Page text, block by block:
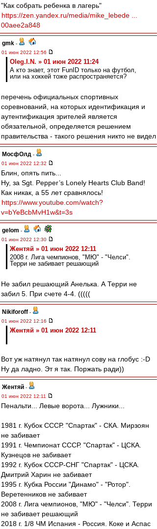
"Как собрать ребенка в лагерь"
https://zen.yandex.ru/media/mike_lebede ...
00aee2a848
gmk -
01 июн 2022 12:56
Oleg.I.N. » 01 июн 2022 11:24
А кто знает, этот FunID только на футбол,
или на хоккей тоже распространяется?
перечень официальных спортивных
соревнований, на которых идентификация и
аутентификация зрителей является
обязательной, определяется решением
правительства - такого решения никто не видел
МосфОлд -
01 июн 2022 12:32
Блин, опять пить...
Ну, за Sgt. Pepper’s Lonely Hearts Club Band!
Как никак, а 55 лет сравнялось!
https://www.youtube.com/watch?
v=bYeBcbMvH1w&t=3s
gelom -
01 июн 2022 12:30
Жентяй » 01 июн 2022 12:11
2008 г. Лига чемпионов, "МЮ" - "Челси".
Терри не забивает решающий
Не забил решающий Анелька. А Терри не
забил 5. При счете 4-4. (((((
Nikiforoff -
01 июн 2022 12:16
Жентяй » 01 июн 2022 12:11
Вот уж натянул так натянул сову на глобус :-D
Ну да ладно. Эт я так. Поржать ради))
Жентяй -
01 июн 2022 12:11
Пенальти... Левые ворота... Лужники...
1981 г. Кубок СССР. "Спартак" - СКА. Мирзоян
не забивает
1991 г. Чемпионат СССР. "Спартак" - ЦСКА.
Кузнецов не забивает
1992 г. Кубок СССР-СНГ "Спартак" - ЦСКА.
Дмитрий Харин не забивает
1995 г. Кубка России "Динамо" - "Ротор".
Веретенников не забивает
2008 г. Лига чемпионов, "МЮ" - "Челси". Терри
не забивает решающий
2018 г. 1/8 ЧМ Испания - Россия. Коке и Аспас